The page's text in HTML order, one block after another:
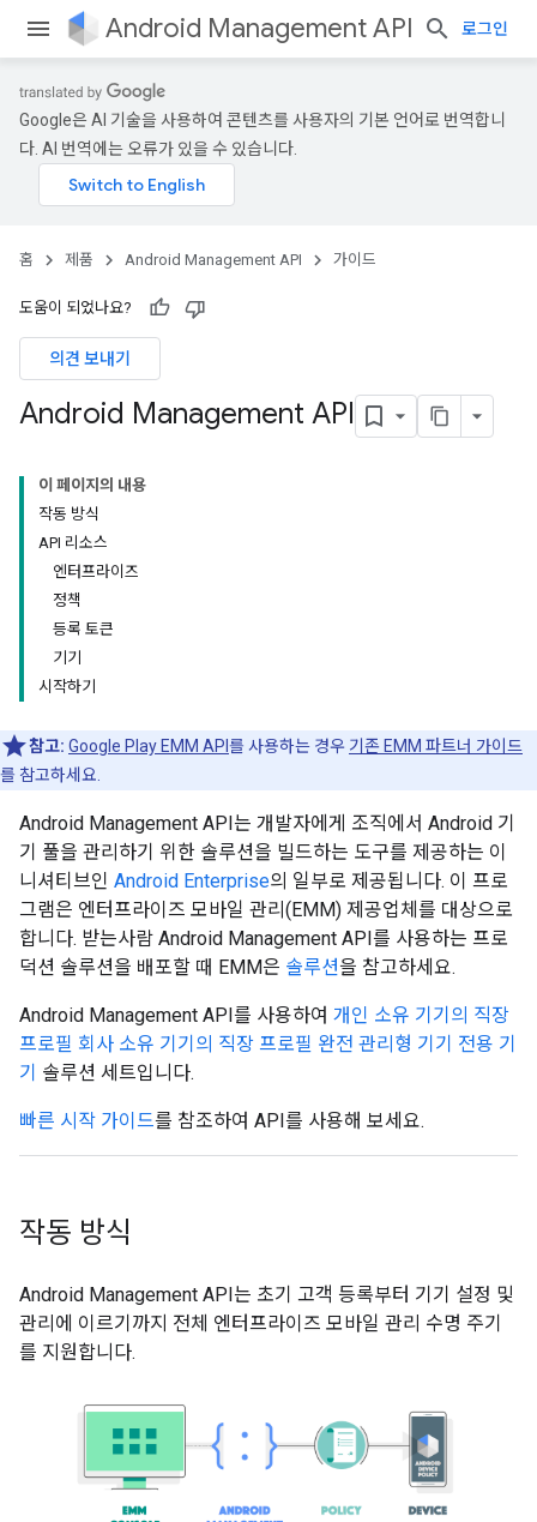
Android Management API 로그인
Google은 AI 기술을 사용하여 콘텐츠를 사용자의 기본 언어로 번역합니
다. AI 번역에는 오류가 있을 수 있습니다.
홈 제품 Android Management API 가이드
도움이 되었나요?
의견 보내기
Android Management API
이 페이지의 내용
작동 방식
API 리소스
엔터프라이즈
정책
등록 토큰
기기
시작하기
참고: Google Play EMM API 를 사용하는 경우 기존 EMM 파트너 가이드
를 참고하세요.
Android Management API는 개발자에게 조직에서 Android 기
기 풀을 관리하기 위한 솔루션을 빌드하는 도구를 제공하는 이
니셔티브인 Android Enterprise의 일부로 제공됩니다. 이 프로
그램은 엔터프라이즈 모바일 관리(EMM) 제공업체를 대상으로
합니다. 받는사람 Android Management API를 사용하는 프로
덕션 솔루션을 배포할 때 EMM은 솔루션을 참고하세요.
Android Management API를 사용하여 개인 소유 기기의 직장
프로필 회사 소유 기기의 직장 프로필 완전 관리형 기기 전용 기
기 솔루션 세트입니다.
빠른 시작 가이드를 참조하여 API를 사용해 보세요.
작동 방식
Android Management API는 초기 고객 등록부터 기기 설정 및
관리에 이르기까지 전체 엔터프라이즈 모바일 관리 수명 주기
를 지원합니다.